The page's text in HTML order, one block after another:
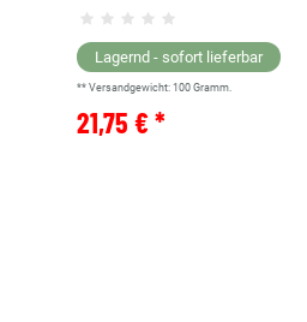
Lagernd - sofort lieferbar
** Versandgewicht: 100 Gramm.
21,75 € *